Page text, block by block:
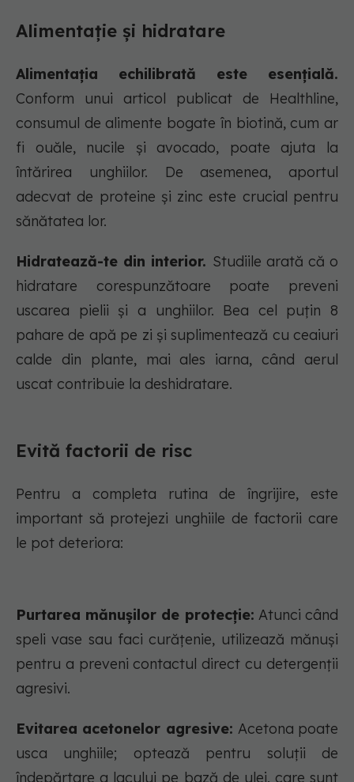
Alimentație și hidratare
Alimentația echilibrată este esențială.
Conform unui articol publicat de Healthline,
consumul de alimente bogate în biotină, cum ar
fi ouăle, nucile și avocado, poate ajuta la
întărirea unghiilor. De asemenea, aportul
adecvat de proteine și zinc este crucial pentru
sănătatea lor.
Hidratează-te din interior. Studiile arată că o
hidratare corespunzătoare poate preveni
uscarea pielii și a unghiilor. Bea cel puțin 8
pahare de apă pe zi și suplimentează cu ceaiuri
calde din plante, mai ales iarna, când aerul
uscat contribuie la deshidratare.
Evită factorii de risc
Pentru a completa rutina de îngrijire, este
important să protejezi unghiile de factorii care
le pot deteriora:
Purtarea mănușilor de protecție: Atunci când
speli vase sau faci curățenie, utilizează mănuși
pentru a preveni contactul direct cu detergenții
agresivi.
Evitarea acetonelor agresive: Acetona poate
usca unghiile; optează pentru soluții de
îndepărtare a lacului pe bază de ulei, care sunt